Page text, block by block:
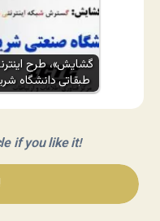
طبقاتی دانشگاه
if you like it!